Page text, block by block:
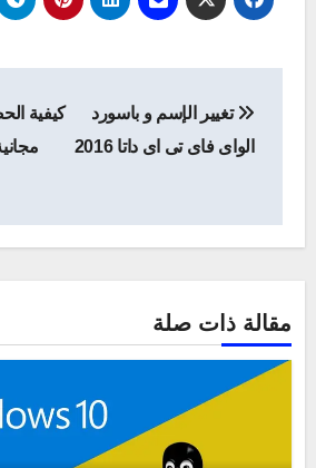
المقالات
تغيير الإسم و باسورد
الواى فاى تى اى داتا 2016
كيفية
مقالة ذات صلة